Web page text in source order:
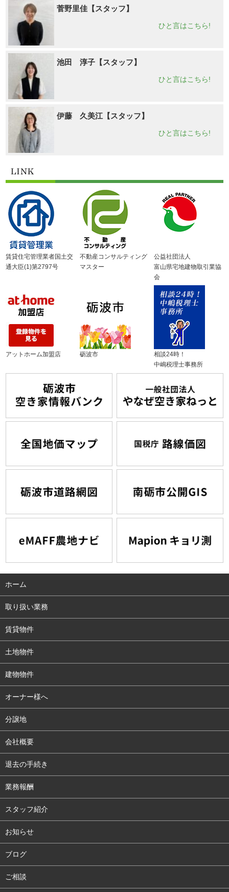
菅野里佳【スタッフ】
ひと言はこちら!
池田 淳子【スタッフ】
ひと言はこちら!
伊藤 久美江【スタッフ】
ひと言はこちら!
賃貸住宅管理業者国土交
通大臣(1)第2797号
不動産コンサルティング
マスター
公益社団法人
富山県宅地建物取引業協
会
アットホーム加盟店 砺波市
相談24時！
中嶋税理士事務所
ホーム
取り扱い業務
賃貸物件
土地物件
建物物件
オーナー様へ
分譲地
会社概要
退去の手続き
業務報酬
スタッフ紹介
お知らせ
ブログ
ご相談